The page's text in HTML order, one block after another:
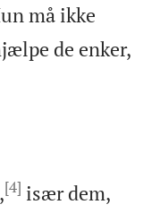
må ikke
de enker,
[4] især dem,